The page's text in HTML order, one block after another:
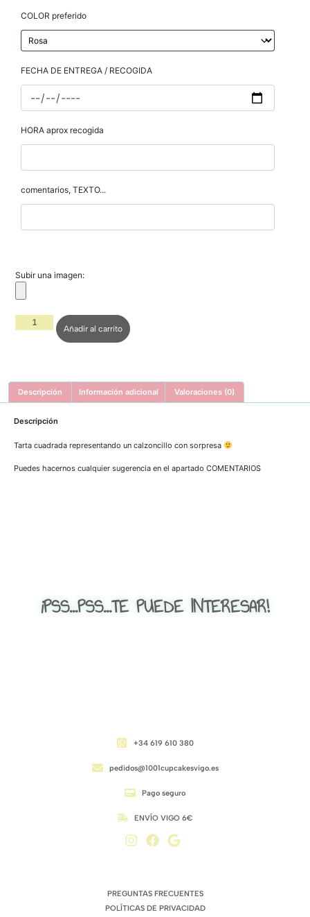
COLOR preferido
FECHA DE ENTREGA / RECOGIDA
HORA aprox recogida
comentarios, TEXTO...
Subir una imagen:
Añadir al carrito
Descripción Información adicional Valoraciones (0)
Descripción
Tarta cuadrada representando un calzoncillo con sorpresa
Puedes hacernos cualquier sugerencia en el apartado COMENTARIOS
¡PSS...PSS...TE PUEDE INTERESAR!
+34 619 610 380
pedidos@1001cupcakesvigo.es
Pago seguro
ENVÍO VIGO 6€
PREGUNTAS FRECUENTES
POLÍTICAS DE PRIVACIDAD